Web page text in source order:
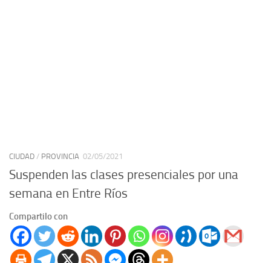
CIUDAD / PROVINCIA 02/05/2021
Suspenden las clases presenciales por una
semana en Entre Ríos
Compartilo con